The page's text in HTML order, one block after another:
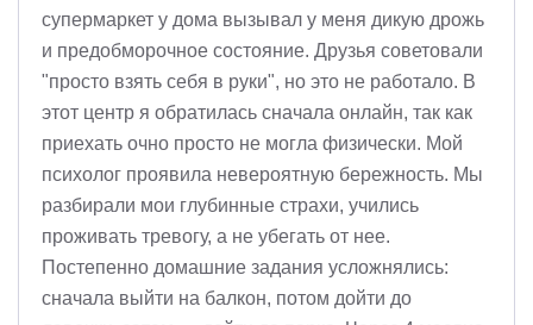
супермаркет у дома вызывал у меня дикую дрожь
и предобморочное состояние. Друзья советовали
"просто взять себя в руки", но это не работало. В
этот центр я обратилась сначала онлайн, так как
приехать очно просто не могла физически. Мой
психолог проявила невероятную бережность. Мы
разбирали мои глубинные страхи, учились
проживать тревогу, а не убегать от нее.
Постепенно домашние задания усложнялись:
сначала выйти на балкон, потом дойти до